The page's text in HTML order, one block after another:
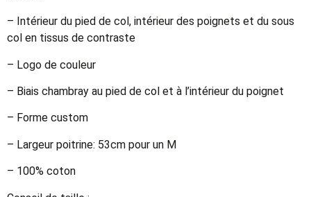
– Intérieur du pied de col, intérieur des poignets et du sous
col en tissus de contraste
– Logo de couleur
– Biais chambray au pied de col et à l’intérieur du poignet
– Forme custom
– Largeur poitrine: 53cm pour un M
– 100% coton